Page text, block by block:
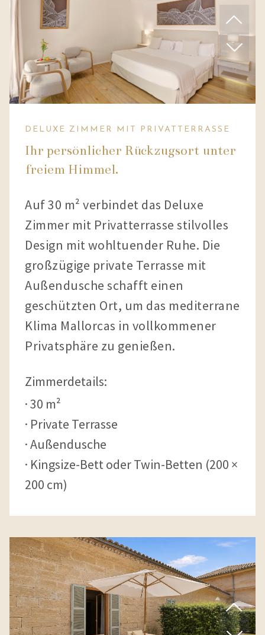
DELUXE ZIMMER MIT PRIVATTERRASSE
Ihr persönlicher Rückzugsort unter
freiem Himmel.
Auf 30 m² verbindet das Deluxe
Zimmer mit Privatterrasse stilvolles
Design mit wohltuender Ruhe. Die
großzügige private Terrasse mit
Außendusche schafft einen
geschützten Ort, um das mediterrane
Klima Mallorcas in vollkommener
Privatsphäre zu genießen.
Zimmerdetails:
30 m²
Private Terrasse
Außendusche
Kingsize-Bett oder Twin-Betten (200 ×
200 cm)